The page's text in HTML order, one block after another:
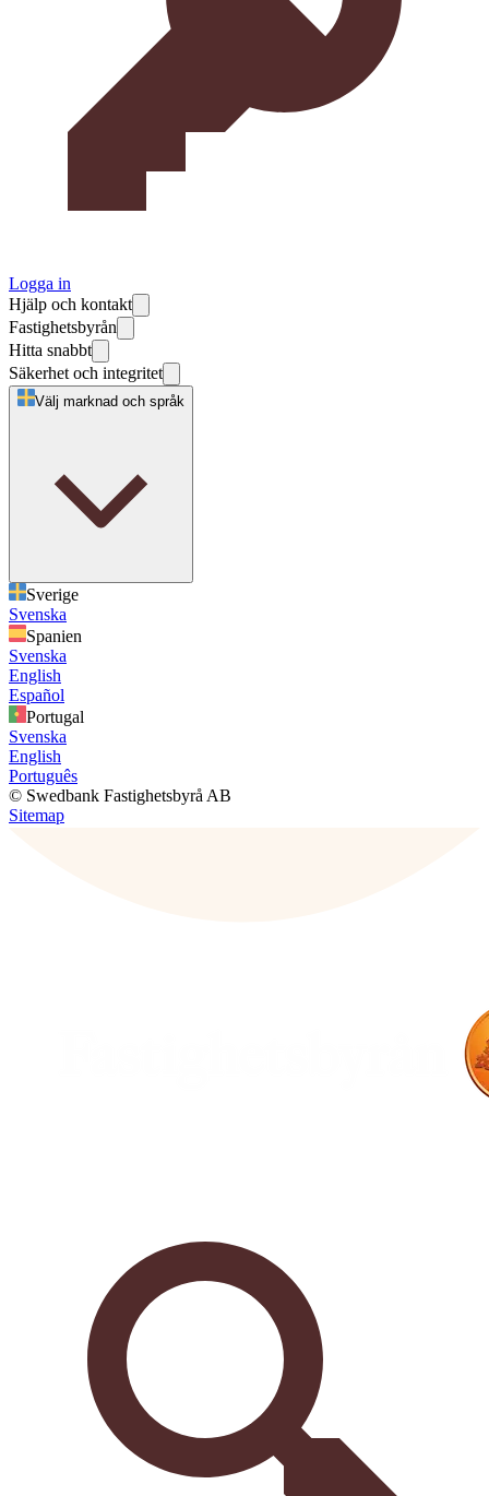
Logga in
Hjälp och kontakt
Fastighetsbyrån
Hitta snabbt
Säkerhet och integritet
Välj marknad och språk
Sverige
Svenska
Spanien
Svenska
English
Español
Portugal
Svenska
English
Português
© Swedbank Fastighetsbyrå AB
Sitemap